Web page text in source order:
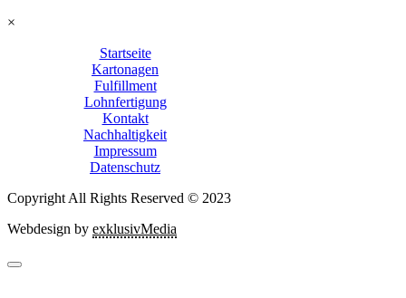
×
Startseite
Kartonagen
Fulfillment
Lohnfertigung
Kontakt
Nachhaltigkeit
Impressum
Datenschutz
Copyright All Rights Reserved © 2023
Webdesign by exklusivMedia